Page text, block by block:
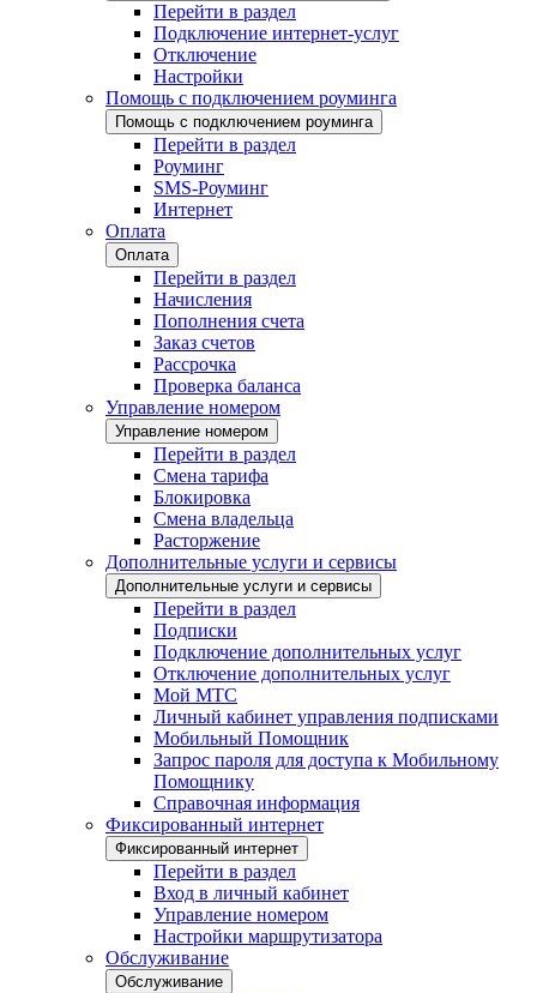
Перейти в раздел
Подключение интернет-услуг
Отключение
Настройки
Помощь с подключением роуминга
Помощь с подключением роуминга
Перейти в раздел
Роуминг
SMS-Роуминг
Интернет
Оплата
Оплата
Перейти в раздел
Начисления
Пополнения счета
Заказ счетов
Рассрочка
Проверка баланса
Управление номером
Управление номером
Перейти в раздел
Смена тарифа
Блокировка
Смена владельца
Расторжение
Дополнительные услуги и сервисы
Дополнительные услуги и сервисы
Перейти в раздел
Подписки
Подключение дополнительных услуг
Отключение дополнительных услуг
Мой МТС
Личный кабинет управления подписками
Мобильный Помощник
Запрос пароля для доступа к Мобильному
Помощнику
Справочная информация
Фиксированный интернет
Фиксированный интернет
Перейти в раздел
Вход в личный кабинет
Управление номером
Настройки маршрутизатора
Обслуживание
Обслуживание